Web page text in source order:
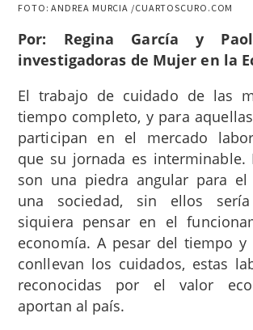
FOTO: ANDREA MURCIA /CUARTOSCURO.COM
Por: Regina García y
investigadoras de Mujer en la
El trabajo de cuidado de las
tiempo completo, y para
participan en el mercado
que su jornada es interminable.
son una piedra angular para el
una sociedad, sin ellos sería
siquiera pensar en el
economía. A pesar del tiempo y
conllevan los cuidados, estas
reconocidas por el valor
aportan al país.